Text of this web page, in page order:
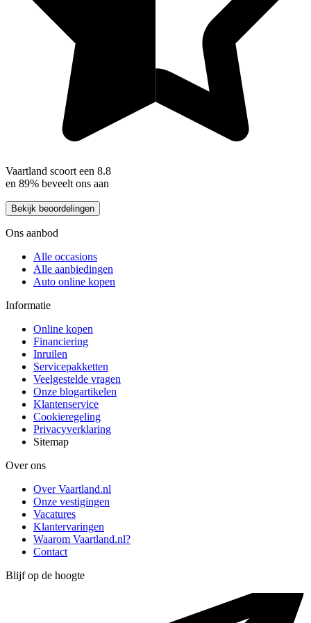
Vaartland scoort een 8.8
en 89% beveelt ons aan
Bekijk beoordelingen
Ons aanbod
Alle occasions
Alle aanbiedingen
Auto online kopen
Informatie
Online kopen
Financiering
Inruilen
Servicepakketten
Veelgestelde vragen
Onze blogartikelen
Klantenservice
Cookieregeling
Privacyverklaring
Sitemap
Over ons
Over Vaartland.nl
Onze vestigingen
Vacatures
Klantervaringen
Waarom Vaartland.nl?
Contact
Blijf op de hoogte